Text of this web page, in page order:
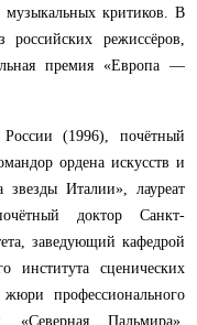
музыкальных критиков. В
режиссёров,
премия «Европа —
(1996), почётный
ордена искусств и
Италии», лауреат
доктор Санкт-
заведующий кафедрой
института сценических
профессионального
«Северная Пальмира»,